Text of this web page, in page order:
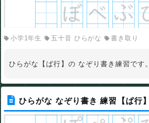
小学1年生 五十音 ひらがな 書き取り
ひらがな【ば行】の なぞり書き練習です。
ひらがな なぞり書き 練習【ぱ行】